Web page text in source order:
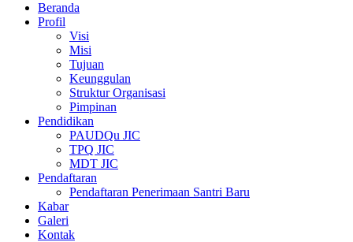
Beranda
Profil
Visi
Misi
Tujuan
Keunggulan
Struktur Organisasi
Pimpinan
Pendidikan
PAUDQu JIC
TPQ JIC
MDT JIC
Pendaftaran
Pendaftaran Penerimaan Santri Baru
Kabar
Galeri
Kontak